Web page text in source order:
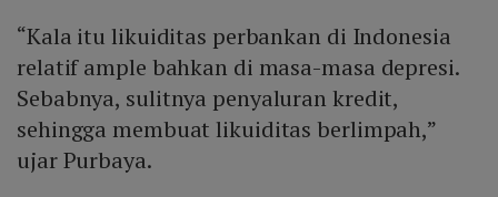
“Kala itu likuiditas perbankan di Indonesia
relatif ample bahkan di masa-masa depresi.
Sebabnya, sulitnya penyaluran kredit,
sehingga membuat likuiditas berlimpah,”
ujar Purbaya.